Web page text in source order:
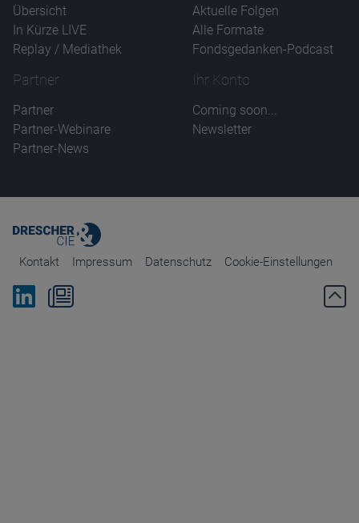
Übersicht
In Kürze LIVE
Replay / Mediathek
Aktuelle Folgen
Alle Formate
Fondsgedanken-Podcast
Partner
Partner
Partner-Webinare
Partner-News
Ihr Konto
Coming soon...
Newsletter
Kontakt Impressum Datenschutz Cookie-Einstellungen
Bei Linkedin folgen
Zum Newsletter anmelden